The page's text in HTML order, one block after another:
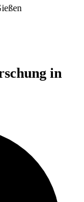
in